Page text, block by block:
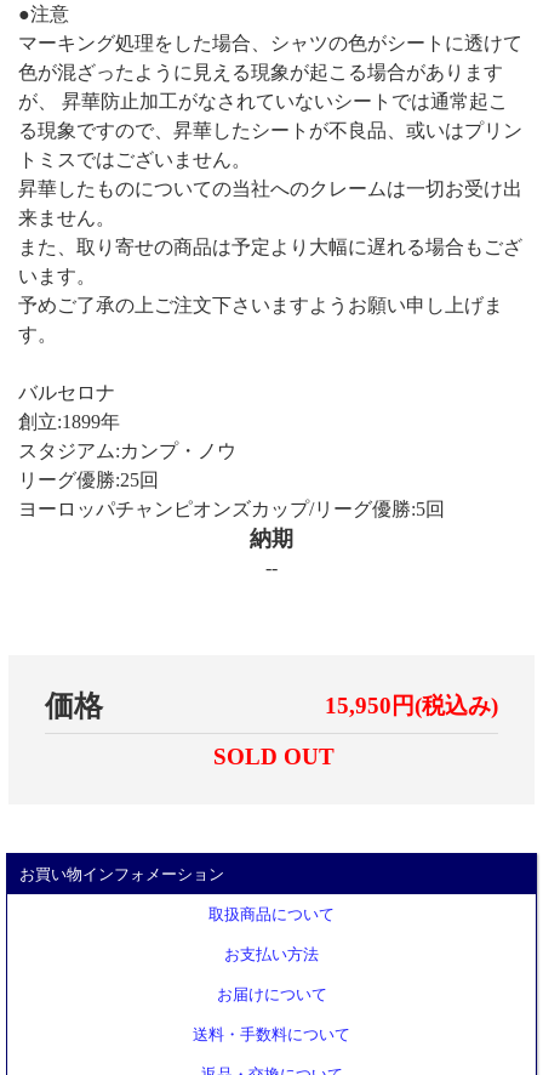
●注意
マーキング処理をした場合、シャツの色がシートに透けて
色が混ざったように見える現象が起こる場合があります
が、 昇華防止加工がなされていないシートでは通常起こ
る現象ですので、昇華したシートが不良品、或いはプリン
トミスではございません。
昇華したものについての当社へのクレームは一切お受け出
来ません。
また、取り寄せの商品は予定より大幅に遅れる場合もござ
います。
予めご了承の上ご注文下さいますようお願い申し上げま
す。
バルセロナ
創立:1899年
スタジアム:カンプ・ノウ
リーグ優勝:25回
ヨーロッパチャンピオンズカップ/リーグ優勝:5回
納期
--
価格
15,950円(税込み)
SOLD OUT
お買い物インフォメーション
取扱商品について
お支払い方法
お届けについて
送料・手数料について